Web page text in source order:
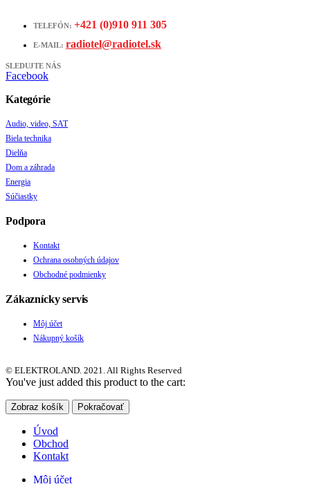
TELEFÓN: +421 (0)910 911 305
E-MAIL: radiotel@radiotel.sk
SLEDUJTE NÁS
Facebook
Kategórie
Audio, video, SAT
Biela technika
Dielňa
Dom a záhrada
Energia
Súčiastky
Podpora
Kontakt
Ochrana osobných údajov
Obchodné podmienky
Zákaznícky servis
Môj účet
Nákupný košík
© ELEKTROLAND. 2021. All Rights Reserved
You've just added this product to the cart:
Zobraz košík Pokračovať
Úvod
Obchod
Kontakt
Môj účet